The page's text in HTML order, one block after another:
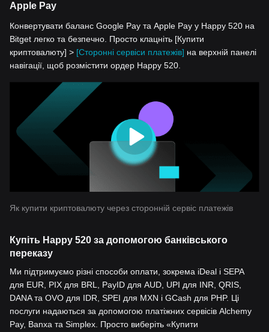
Apple Pay
Конвертувати баланс Google Pay та Apple Pay у Happy 520 на
Bitget легко та безпечно. Просто клацніть [Купити
криптовалюту] > [Сторонні сервіси платежів] на верхній панелі
навігації, щоб розмістити ордер Happy 520.
Як купити криптовалюту через сторонній сервіс платежів
Купіть Happy 520 за допомогою банківського
переказу
Ми підтримуємо різні способи оплати, зокрема iDeal і SEPA
для EUR, PIX для BRL, PayID для AUD, UPI для INR, QRIS,
DANA та OVO для IDR, SPEI для MXN і GCash для PHP. Ці
послуги надаються за допомогою платіжних сервісів Alchemy
Pay, Banxa та Simplex. Просто виберіть «Купити